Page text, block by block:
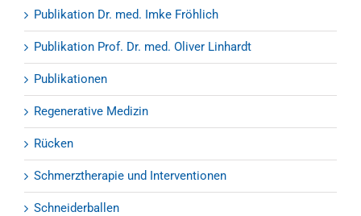
Publikation Dr. med. Imke Fröhlich
Publikation Prof. Dr. med. Oliver Linhardt
Publikationen
Regenerative Medizin
Rücken
Schmerztherapie und Interventionen
Schneiderballen